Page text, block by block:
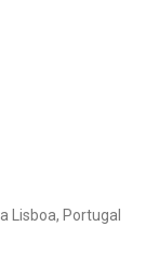
Lisboa, Portugal